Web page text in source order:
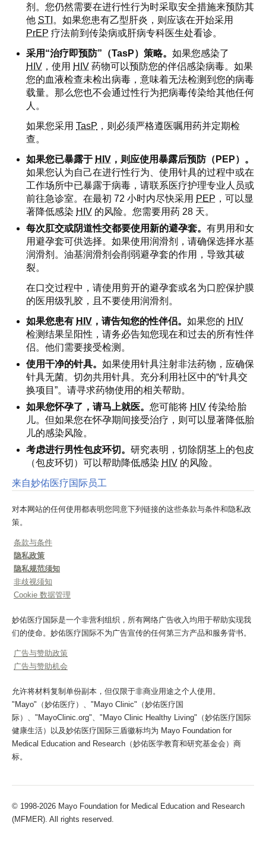
剂。您仍然需要在进行性行为时采取安全措施来预防其
他 STI 。如果您患有乙型肝炎，则应该在开始采用
PrEP 疗法前到传染病或肝病专科医生处看诊。
采用“治疗即预防”（TasP）策略。 如果您感染了
HIV ，使用 HIV 药物可以预防您的伴侣感染病毒。如果
您的血液检查未检出病毒，意味着无法检测到您的病毒
载量。那么您也不会通过性行为把病毒传染给其他任何
人。
如果您采用 TasP ，则必须严格遵医嘱用药并定期检
查。
如果您已暴露于 HIV ，则应使用暴露后预防（PEP）。
如果您认为自己在进行性行为、使用针具的过程中或在
工作场所中已暴露于病毒，请联系医疗护理专业人员或
前往急诊室。在最初 72 小时内尽快采用 PEP ，可以显
著降低感染 HIV 的风险。您需要用药 28 天。
每次肛交或阴道性交都要使用新的避孕套。 有男用和女
用避孕套可供选择。如果使用润滑剂，请确保选择水基
润滑剂。油基润滑剂会削弱避孕套的作用，导致其破
裂。
在口交过程中，请使用剪开的避孕套或名为口腔保护膜
的医用级乳胶，且不要使用润滑剂。
如果您患有 HIV ，请告知您的性伴侣。 如果您的 HIV
检测结果呈阳性，请务必告知您现在和过去的所有性伴
侣。他们需要接受检测。
使用干净的针具。 如果使用针具注射非法药物，应确保
针具无菌。切勿共用针具。充分利用社区中的“针具交
换项目”。请寻求药物使用的相关帮助。
如果您怀孕了，请马上就医。 您可能将 HIV 传染给胎
儿。但如果您在怀孕期间接受治疗，则可以显著降低胎
儿的感染风险。
考虑进行男性包皮环切。 研究表明，切除阴茎上的包皮
（包皮环切）可以帮助降低感染 HIV 的风险。
来自妙佑医疗国际员工
对本网站的任何使用都表明您同意下列链接的这些条款与条件和隐私政
策。
条款与条件
隐私政策
隐私规范须知
非歧视须知
Cookie 数据管理
妙佑医疗国际是一个非营利组织，所有网络广告收入均用于帮助实现我
们的使命。妙佑医疗国际不为广告宣传的任何第三方产品和服务背书。
广告与赞助政策
广告与赞助机会
允许将材料复制单份副本，但仅限于非商业用途之个人使用。
"Mayo"（妙佑医疗）、"Mayo Clinic"（妙佑医疗国
际）、"MayoClinic.org"、"Mayo Clinic Healthy Living"（妙佑医疗国际
健康生活）以及妙佑医疗国际三盾徽标均为 Mayo Foundation for
Medical Education and Research（妙佑医学教育和研究基金会）商
标。
© 1998-2026 Mayo Foundation for Medical Education and Research
(MFMER). All rights reserved.